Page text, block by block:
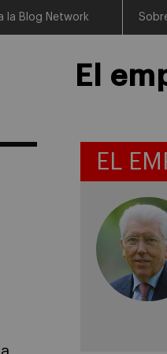
la Blog Network
El
EL